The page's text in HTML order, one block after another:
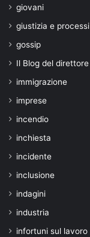
giovani
giustizia e processi
gossip
Il Blog del direttore
immigrazione
imprese
incendio
inchiesta
incidente
inclusione
indagini
industria
infortuni sul lavoro